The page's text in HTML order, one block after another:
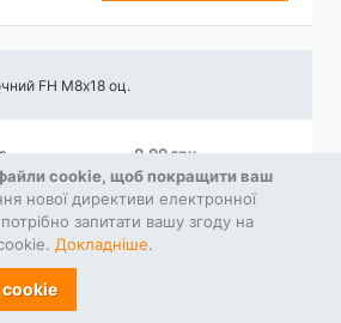
cookie, щоб покращити ваш
нової директиви електронної
запитати вашу згоду на
Докладніше.
FH М8х18 оц.
0,00 грн
з ПДВ 0,00 грн